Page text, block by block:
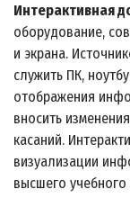
Интерактивная
оборудование,
и экрана.
служить ПК,
отображения
вносить
касаний.
визуализации
высшего